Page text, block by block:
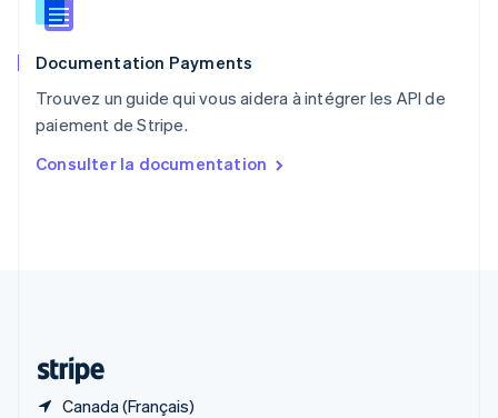
Documentation Payments
Trouvez un guide qui vous aidera à intégrer les API de
paiement de Stripe.
Consulter la documentation
Canada (Français)
Roumanie
Royaume-Uni
Singapour
English 简体中文
English